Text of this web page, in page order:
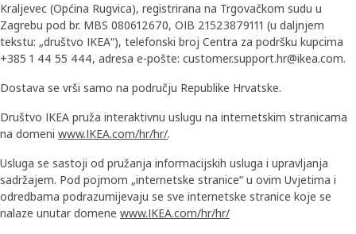
Kraljevec (Općina Rugvica), registrirana na Trgovačkom sudu u
Zagrebu pod br. MBS 080612670, OIB 21523879111 (u daljnjem
tekstu: „društvo IKEA“), telefonski broj Centra za podršku kupcima
+385 1 44 55 444, adresa e-pošte: customer.support.hr@ikea.com.
Dostava se vrši samo na području Republike Hrvatske.
Društvo IKEA pruža interaktivnu uslugu na internetskim stranicama
na domeni www.IKEA.com/hr/hr/.
Usluga se sastoji od pružanja informacijskih usluga i upravljanja
sadržajem. Pod pojmom „internetske stranice“ u ovim Uvjetima i
odredbama podrazumijevaju se sve internetske stranice koje se
nalaze unutar domene www.IKEA.com/hr/hr/